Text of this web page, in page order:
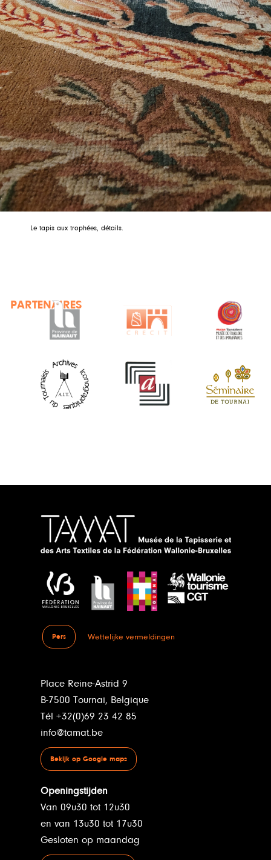
Le tapis aux trophées, détails.
PARTENAIRES
Pers Wettelijke vermeldingen
Place Reine-Astrid 9
B-7500 Tournai, Belgique
Tél +32(0)69 23 42 85
info@tamat.be
Bekijk op Google maps
Openingstijden
Van 09u30 tot 12u30
en van 13u30 tot 17u30
Gesloten op maandag